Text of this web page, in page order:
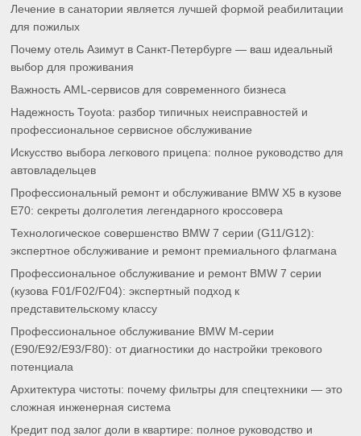
Лечение в санатории является лучшей формой реабилитации
для пожилых
Почему отель Азимут в Санкт-Петербурге — ваш идеальный
выбор для проживания
Важность AML-сервисов для современного бизнеса
Надежность Toyota: разбор типичных неисправностей и
профессиональное сервисное обслуживание
Искусство выбора легкового прицепа: полное руководство для
автовладельцев
Профессиональный ремонт и обслуживание BMW X5 в кузове
E70: секреты долголетия легендарного кроссовера
Технологическое совершенство BMW 7 серии (G11/G12):
экспертное обслуживание и ремонт премиального флагмана
Профессиональное обслуживание и ремонт BMW 7 серии
(кузова F01/F02/F04): экспертный подход к
представительскому классу
Профессиональное обслуживание BMW M-серии
(E90/E92/E93/F80): от диагностики до настройки трекового
потенциала
Архитектура чистоты: почему фильтры для спецтехники — это
сложная инженерная система
Кредит под залог доли в квартире: полное руководство и